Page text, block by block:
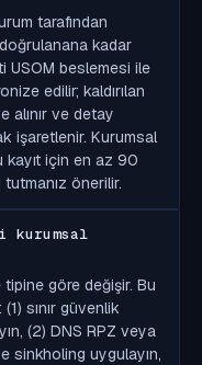
tarafından
kadar
USOM beslemesi ile
edilir; kaldırılan
alınır ve detay
işaretlenir. Kurumsal
kayıt için en az 90
önerilir.
kurumsal
göre değişir. Bu
sınır güvenlik
(2) DNS RPZ veya
sinkholing uygulayın,